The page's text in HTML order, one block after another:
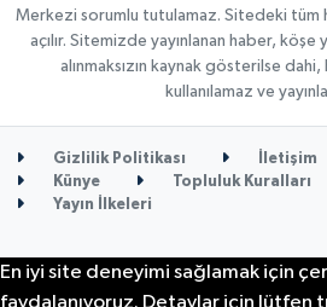
Merkezi sorumlu tutulamaz. Sitedeki tüm
açılır. Sitemizde yayınlanan haber,
alınmaksızın kaynak gösterilse
kullanılamaz ve
Gizlilik Politikası
İletişim
Künye
Topluluk Kuralları
Yayın İlkeleri
En iyi site deneyimi sağlamak için
faydalanıyoruz. Detaylar için lütfen